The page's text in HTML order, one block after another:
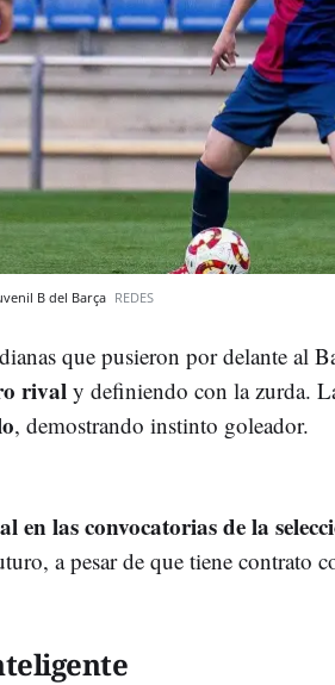
B del Barça REDES
que pusieron por delante al
rivaly definiendo con la zurda.
, demostrando instinto goleador.
en las convocatorias de la
a pesar de que tiene contrato